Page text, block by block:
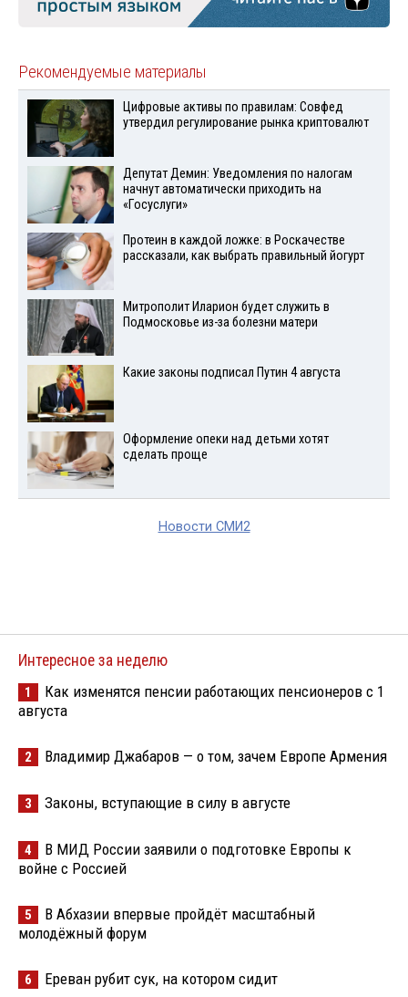
Рекомендуемые материалы
Цифровые активы по правилам: Совфед
утвердил регулирование рынка криптовалют
Депутат Демин: Уведомления по налогам
начнут автоматически приходить на
«Госуслуги»
Протеин в каждой ложке: в Роскачестве
рассказали, как выбрать правильный йогурт
Митрополит Иларион будет служить в
Подмосковье из-за болезни матери
Какие законы подписал Путин 4 августа
Оформление опеки над детьми хотят
сделать проще
Новости СМИ2
Интересное за неделю
1
Как изменятся пенсии работающих пенсионеров с 1
августа
2 Владимир Джабаров — о том, зачем Европе Армения
3 Законы, вступающие в силу в августе
4
В МИД России заявили о подготовке Европы к
войне с Россией
5
В Абхазии впервые пройдёт масштабный
молодёжный форум
6 Ереван рубит сук, на котором сидит